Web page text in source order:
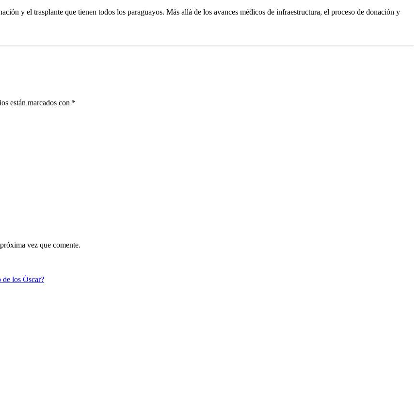
y el trasplante que tienen todos los paraguayos. Más allá de los avances médicos de infraestructura, el proceso de donación y
están marcados con *
vez que comente.
los Óscar?